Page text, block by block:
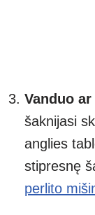
Vanduo
šaknijasi
anglies
stipresnę
perlito